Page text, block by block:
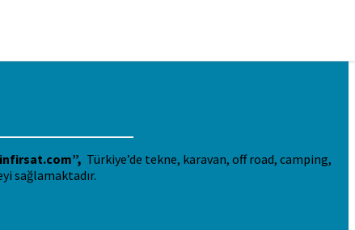
Türkiye’de tekne, karavan, off road, camping,
sağlamaktadır.